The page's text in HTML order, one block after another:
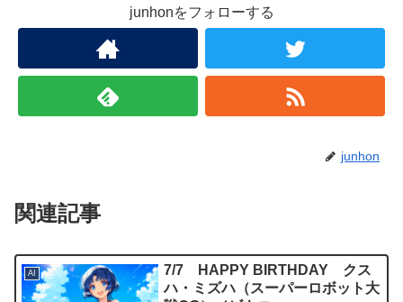
junhonをフォローする
junhon
関連記事
AI
7/7 HAPPY BIRTHDAY クス
ハ・ミズハ（スーパーロボット大